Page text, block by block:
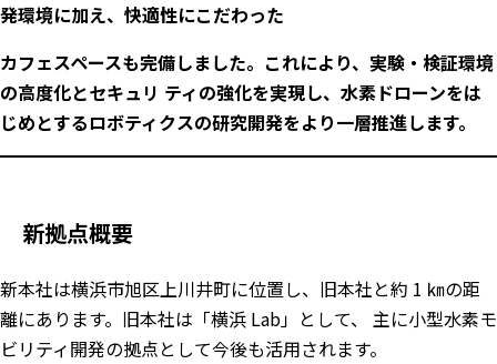
発環境に加え、快適性にこだわった
カフェスペースも完備しました。これにより、実験・検証環境
の高度化とセキュリ ティの強化を実現し、水素ドローンをは
じめとするロボティクスの研究開発をより一層推進します。
新拠点概要
新本社は横浜市旭区上川井町に位置し、旧本社と約 1 ㎞の距
離にあります。旧本社は「横浜 Lab」として、 主に小型水素モ
ビリティ開発の拠点として今後も活用されます。